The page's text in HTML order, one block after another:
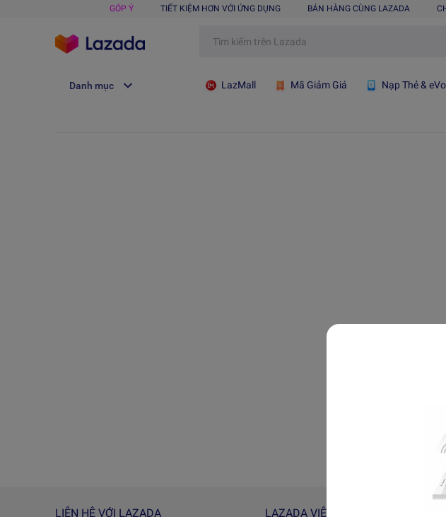
GÓP Ý TIẾT KIỆM HƠN VỚI ỨNG DỤNG BÁN HÀNG CÙNG LAZADA
Danh mục LazMall Mã Giảm Giá Nạp Thẻ &
LIÊN HỆ VỚI LAZADA LAZADA VIỆT NAM